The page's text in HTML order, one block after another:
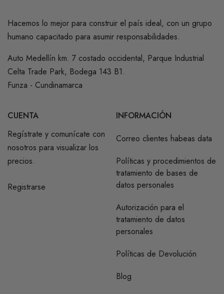
Hacemos lo mejor para construir el país ideal, con un grupo
humano capacitado para asumir responsabilidades.
Auto Medellín km. 7 costado occidental, Parque Industrial
Celta Trade Park, Bodega 143 B1.
Funza - Cundinamarca
CUENTA
Regístrate y comunícate con
nosotros para visualizar los
precios.
Registrarse
INFORMACIÓN
Correo clientes habeas data
Políticas y procedimientos de
tratamiento de bases de
datos personales
Autorización para el
tratamiento de datos
personales
Políticas de Devolución
Blog